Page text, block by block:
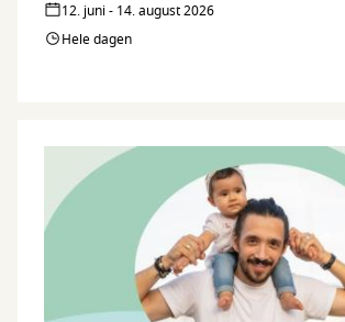
12. juni - 14. august 2026
Hele dagen